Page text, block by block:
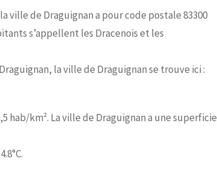
ville de Draguignan a pour code postale 83300
s’appellent les Dracenois et les
la ville de Draguignan se trouve ici :
hab/km². La ville de Draguignan a une superficie